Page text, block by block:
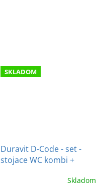
SKLADOM
Duravit D-Code - set -
stojace WC kombi +
Skladom